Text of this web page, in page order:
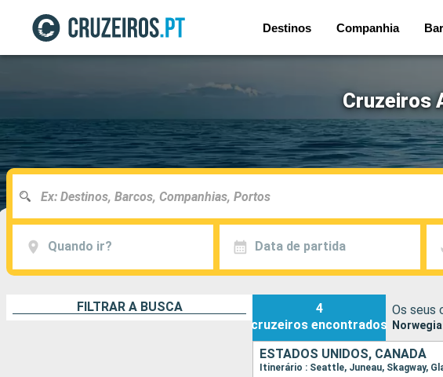
Destinos Companhia
Cruzeiros
Quando ir? Data de partida
FILTRAR A BUSCA
4
cruzeiros encontrados
Os seus
ESTADOS UNIDOS, CANADÁ
Itinerário : Seattle, Juneau, Skagway,